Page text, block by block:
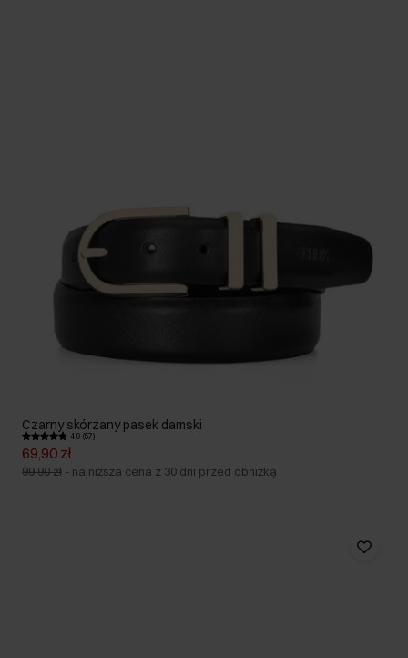
Czarny skórzany pasek damski
4.9 (57)
69,90 zł
99,90 zł - najniższa cena z 30 dni przed obniżką